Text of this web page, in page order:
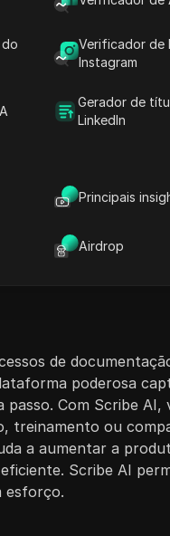
Verificador de
Instagram
Gerador de
LinkedIn
Principais
Airdrop
mais inteligentes
usar
Sobre a
de
poderosa
passo. Com Scribe
treinamento ou
a aumentar a
Scribe AI
esforço.